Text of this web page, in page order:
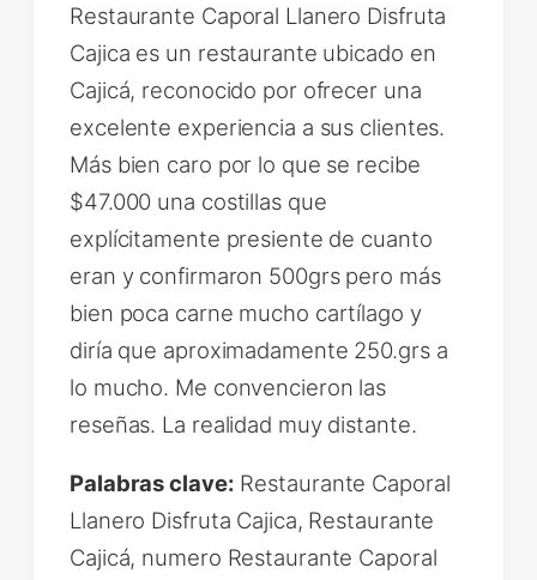
Restaurante Caporal Llanero Disfruta
Cajica es un restaurante ubicado en
Cajicá, reconocido por ofrecer una
excelente experiencia a sus clientes.
Más bien caro por lo que se recibe
$47.000 una costillas que
explícitamente presiente de cuanto
eran y confirmaron 500grs pero más
bien poca carne mucho cartílago y
diría que aproximadamente 250.grs a
lo mucho. Me convencieron las
reseñas. La realidad muy distante.
Palabras clave: Restaurante Caporal
Llanero Disfruta Cajica, Restaurante
Cajicá, numero Restaurante Caporal